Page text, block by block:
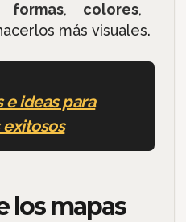
formas, colores,
más visuales.
e ideas para
los mapas